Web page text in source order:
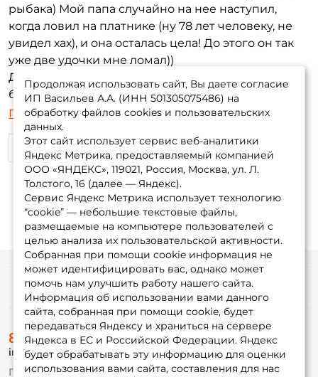
рыбака) Мой папа случайно на нее наступил,
когда ловил на платнике (ну 78 лет человеку, не
увидел хах), и она осталась цела! До этого он так
уже две удочки мне ломал))
Достоинства:
Надежная, относительно
бюджетная удочка с хорошей "чуйкой"
Недостатки: Немного тяжеловата
Показать еще
1 0
Продолжая использовать сайт, Вы даете согласие
ИП Васильев А.А. (ИНН 501305075486) на
обработку файлов cookies и пользовательских
данных.
Этот сайт использует сервис веб-аналитики
Яндекс Метрика, предоставляемый компанией
ООО «ЯНДЕКС», 119021, Россия, Москва, ул. Л.
Толстого, 16 (далее — Яндекс).
Сервис Яндекс Метрика использует технологию
“cookie” — небольшие текстовые файлы,
размещаемые на компьютере пользователей с
целью анализа их пользовательской активности.
Собранная при помощи cookie информация не
может идентифицировать вас, однако может
помочь нам улучшить работу нашего сайта.
Информация об использовании вами данного
сайта, собранная при помощи cookie, будет
передаваться Яндексу и храниться на сервере
Яндекса в ЕС и Российской Федерации. Яндекс
будет обрабатывать эту информацию для оценки
использования вами сайта, составления для нас
Информация
О магазине
Доставка
Оплата
Fox-bonus
8 (495) 532-77-88
info@foxfishing.ru
По вопросам с заказом